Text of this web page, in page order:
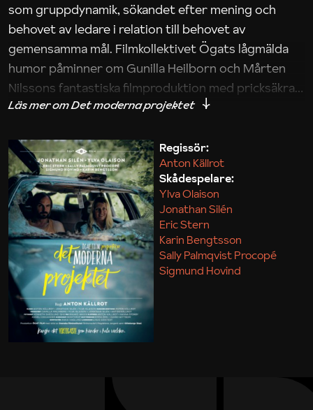
som gruppdynamik, sökandet efter mening och
behovet av ledare i relation till behovet av
gemensamma mål. Filmkollektivet Ögats lågmälda
humor påminner om Gunilla Heilborn och Mårten
Nilssons fantastiska filmproduktion med pricksäkra
iakttagelser om hur svårt det kan vara att omsätta
Maja Kekonius
Regissör:
Anton Källrot
Skådespelare:
Ylva Olaison
Jonathan Silén
Eric Stern
Karin Bengtsson
Sally Palmqvist Procopé
Sigmund Hovind